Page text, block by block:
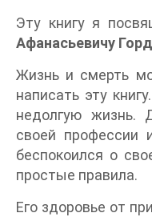
Эту книгу я
Афанасьевичу
Жизнь и смерть
написать эту
недолгую жизнь.
своей профессии
беспокоился о
простые правила.
Его здоровье от